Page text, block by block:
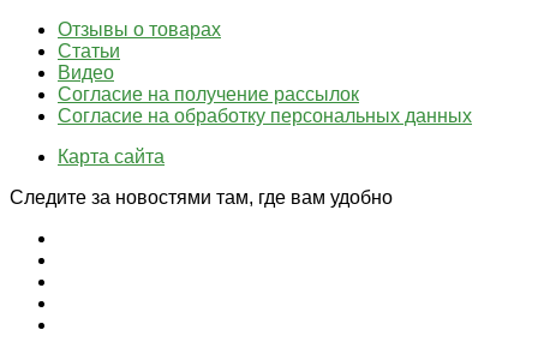
Отзывы о товарах
Статьи
Видео
Согласие на получение рассылок
Согласие на обработку персональных данных
Карта сайта
Следите за новостями там, где вам удобно